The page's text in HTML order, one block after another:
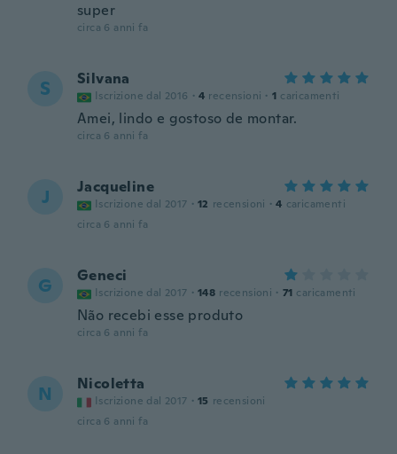
super
circa 6 anni fa
S Silvana
Iscrizione dal 2016 · 4 recensioni · 1 caricamenti
Amei, lindo e gostoso de montar.
circa 6 anni fa
J Jacqueline
Iscrizione dal 2017 · 12 recensioni · 4 caricamenti
circa 6 anni fa
G Geneci
Iscrizione dal 2017 · 148 recensioni · 71 caricamenti
Não recebi esse produto
circa 6 anni fa
N Nicoletta
Iscrizione dal 2017 · 15 recensioni
circa 6 anni fa